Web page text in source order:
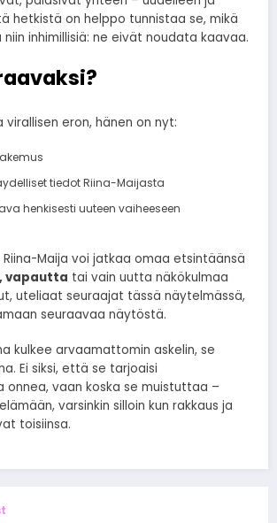
hetkistä on helppo tunnistaa se, mikä
inhimillisiä: ne eivät noudata kaavaa.
virallisen eron, hänen on nyt:
tiedot Riina-Maijasta
henkisesti uuteen vaiheeseen
Riina-Maija voi jatkaa omaa etsintäänsä
vapautta tai vain uutta näkökulmaa
uteliaat seuraajat tässä näytelmässä,
seuraavaa näytöstä.
kulkee arvaamattomin askelin, se
Ei siksi, että se tarjoaisi
onnea, vaan koska se muistuttaa –
varsinkin silloin kun rakkaus ja
toisiinsa.